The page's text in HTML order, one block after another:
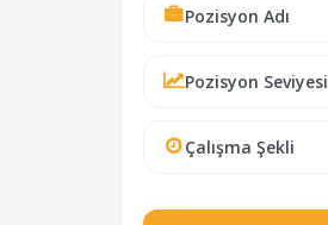
Pozisyon Adı
Pozisyon Seviyesi
Çalışma Şekli